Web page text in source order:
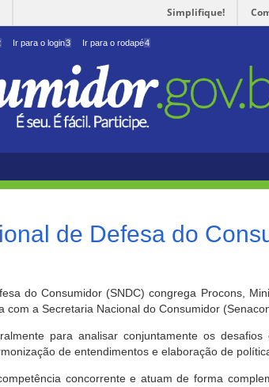
Simplifique!
Ir para o login3 Ir para o rodapé4
de Defesa do
do Consumidor (SNDC) congrega Procons,
com a Secretaria Nacional do Consumidor
para analisar conjuntamente os
de entendimentos e elaboração de
concorrente e atuam de forma